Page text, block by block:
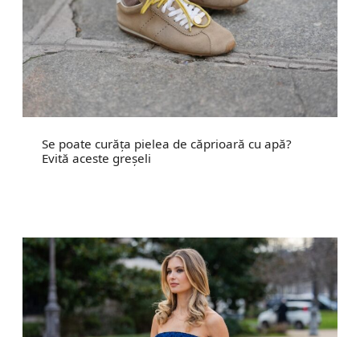
Se poate curăța pielea de căprioară cu apă?
Evită aceste greșeli